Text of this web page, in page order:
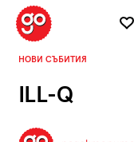
НОВИ СЪБИТИЯ
ILL-Q